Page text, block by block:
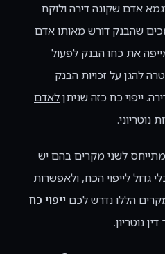
אדם שקונה דירה ולוקח
שהבנק דורש מאותו אדם
את כחו הבנק לפעול
להגן על זכויות הבנק
ייפוי כח כזה שניתןלאדם
נוטריוני.
לשני מקרים בהם יש
גדול לייפוי הכח, ולאפשרות
הללו נדרש לכם ייפוי כח
נוטריון.